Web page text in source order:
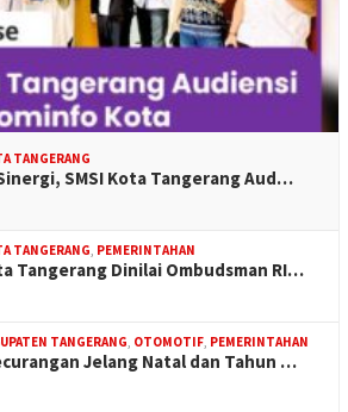
TANGERANG
SMSI Kota Tangerang Aud…
TANGERANG, PEMERINTAHAN
Tangerang Dinilai Ombudsman RI…
TANGERANG, OTOMOTIF, PEMERINTAHAN
Jelang Natal dan Tahun …